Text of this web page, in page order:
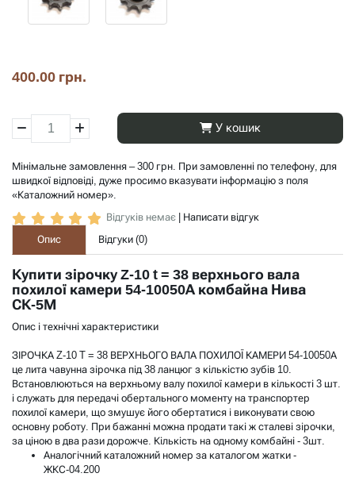
400.00 грн.
У кошик
Мінімальне замовлення – 300 грн. При замовленні по телефону, для
швидкої відповіді, дуже просимо вказувати інформацію з поля
«Каталожний номер».
Відгуків немає
Написати відгук
Опис
Відгуки (0)
Купити зірочку Z-10 t = 38 верхнього вала
похилої камери 54-10050А комбайна Нива
СК-5М
Опис і технічні характеристики
ЗІРОЧКА Z-10 T = 38 ВЕРХНЬОГО ВАЛА ПОХИЛОЇ КАМЕРИ 54-10050А
це лита чавунна зірочка під 38 ланцюг з кількістю зубів 10.
Встановлюються на верхньому валу похилої камери в кількості 3 шт.
і служать для передачі обертального моменту на транспортер
похилої камери, що змушує його обертатися і виконувати свою
основну роботу. При бажанні можна продати такі ж сталеві зірочки,
за ціною в два рази дорожче. Кількість на одному комбайні - 3шт.
Аналогічний каталожний номер за каталогом жатки -
ЖКС-04.200